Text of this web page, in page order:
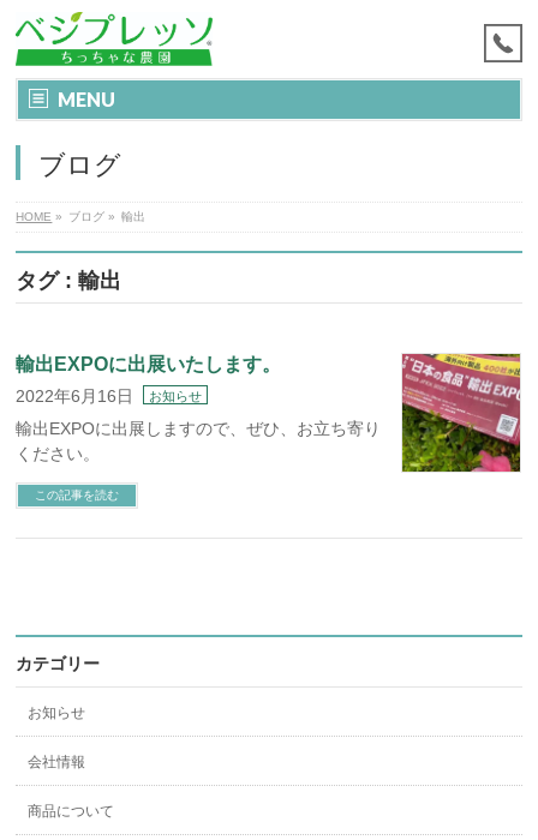
MENU
ブログ
HOME » ブログ » 輸出
タグ : 輸出
輸出EXPOに出展いたします。
2022年6月16日 お知らせ
輸出EXPOに出展しますので、ぜひ、お立ち寄り
ください。
この記事を読む
カテゴリー
お知らせ
会社情報
商品について